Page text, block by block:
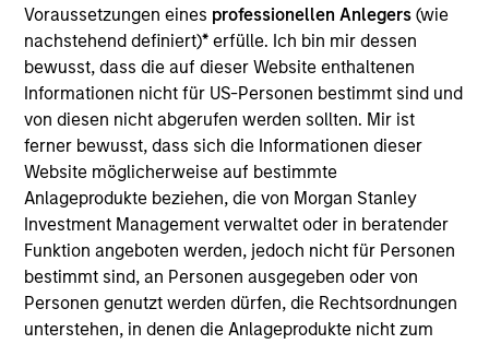
Voraussetzungen eines professionellen Anlegers(wie
nachstehend definiert)* erfülle. Ich bin mir dessen
bewusst, dass die auf dieser Website enthaltenen
Informationen nicht für US-Personen bestimmt sind und
von diesen nicht abgerufen werden sollten. Mir ist
ferner bewusst, dass sich die Informationen dieser
Website möglicherweise auf bestimmte
Anlageprodukte beziehen, die von Morgan Stanley
Investment Management verwaltet oder in beratender
Funktion angeboten werden, jedoch nicht für Personen
bestimmt sind, an Personen ausgegeben oder von
Personen genutzt werden dürfen, die Rechtsordnungen
unterstehen, in denen die Anlageprodukte nicht zum
Overview
Morgan Stanley Insightseeks long-term capital
appreciation by investing in high-quality established and
emerging companies with capitalizations within the
range of companies included in the Russell 3000
Growth Index. To help achieve its objective, the
investment team seeks companies with sustainable
competitive advantages, strong free-cash-flow yields
and favorable returns on invested capital trends. They
focus on long-term growth rather than short-term events,
with their stock selection informed by rigorous
fundamental analysis.